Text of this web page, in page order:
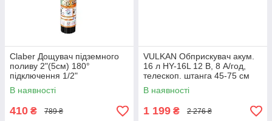
Claber Дощувач підземного
поливу 2"(5см) 180°
підключення 1/2"
В наявності
410 ₴ 789 ₴
VULKAN Обприскувач акум.
16 л HY-16L 12 В, 8 А/год,
телескоп. штанга 45-75 см
В наявності
1 199 ₴ 2 276 ₴